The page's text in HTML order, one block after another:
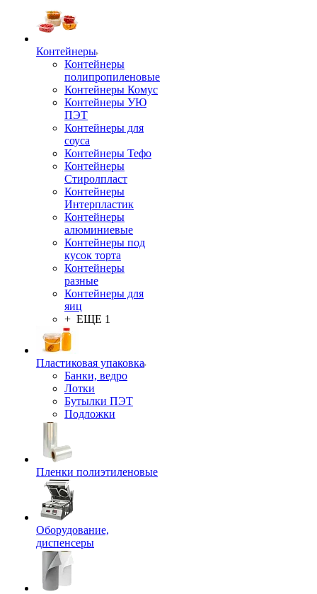
Контейнеры
Контейнеры
полипропиленовые
Контейнеры Комус
Контейнеры УЮ
ПЭТ
Контейнеры для
соуса
Контейнеры Тефо
Контейнеры
Стиролпласт
Контейнеры
Интерпластик
Контейнеры
алюминиевые
Контейнеры под
кусок торта
Контейнеры
разные
Контейнеры для
яиц
+ ЕЩЕ 1
Пластиковая упаковка
Банки, ведро
Лотки
Бутылки ПЭТ
Подложки
Пленки полиэтиленовые
Оборудование,
диспенсеры